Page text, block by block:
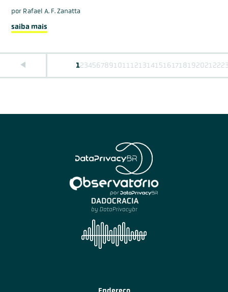
por Rafael A. F. Zanatta
saiba mais
1234567891011 12131415161718192021 22